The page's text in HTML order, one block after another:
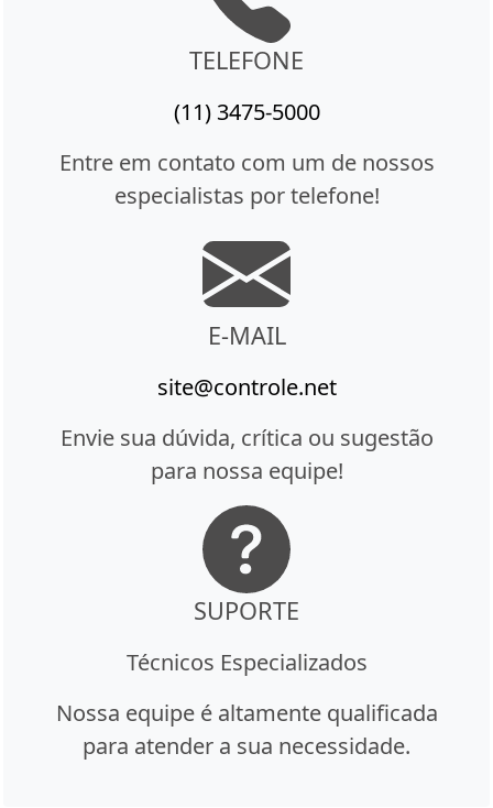
TELEFONE
(11) 3475-5000
Entre em contato com um de nossos
especialistas por telefone!
E-MAIL
site@controle.net
Envie sua dúvida, crítica ou sugestão
para nossa equipe!
SUPORTE
Técnicos Especializados
Nossa equipe é altamente qualificada
para atender a sua necessidade.